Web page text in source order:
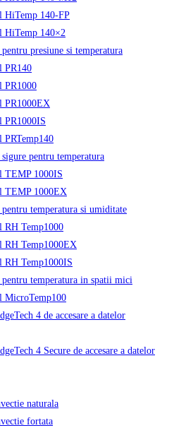
HiTemp 140-FP
HiTemp 140×2
presiune si temperatura
PR140
PR1000
PR1000EX
PR1000IS
PRTemp140
pentru temperatura
TEMP 1000IS
TEMP 1000EX
temperatura si umiditate
RH Temp1000
RH Temp1000EX
RH Temp1000IS
pentru temperatura in spatii mici
MicroTemp100
4 de accesare a datelor
4 Secure de accesare a datelor
naturala
fortata